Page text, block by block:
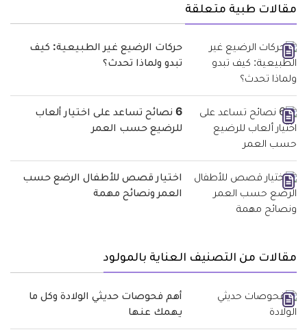
مقالات طبية متعلقة
حركات الرضيع غير الطبيعية: كيف
تبدو ولماذا تحدث؟
6 نصائح تساعد على اختيار ألعاب
للرضيع حسب العمر
اختيار قصص للأطفال الرضع حسب
العمر ونصائح مهمة
مقالات من التصنيف العناية بالمولود
أهم فحوصات حديثي الولادة وكل ما
يهمك عنها